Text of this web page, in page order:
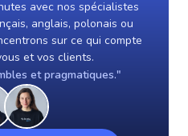
avec nos spécialistes
anglais, polonais ou
sur ce qui compte
et vos clients.
et pragmatiques."